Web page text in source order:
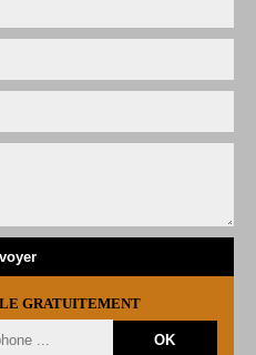
GRATUITEMENT